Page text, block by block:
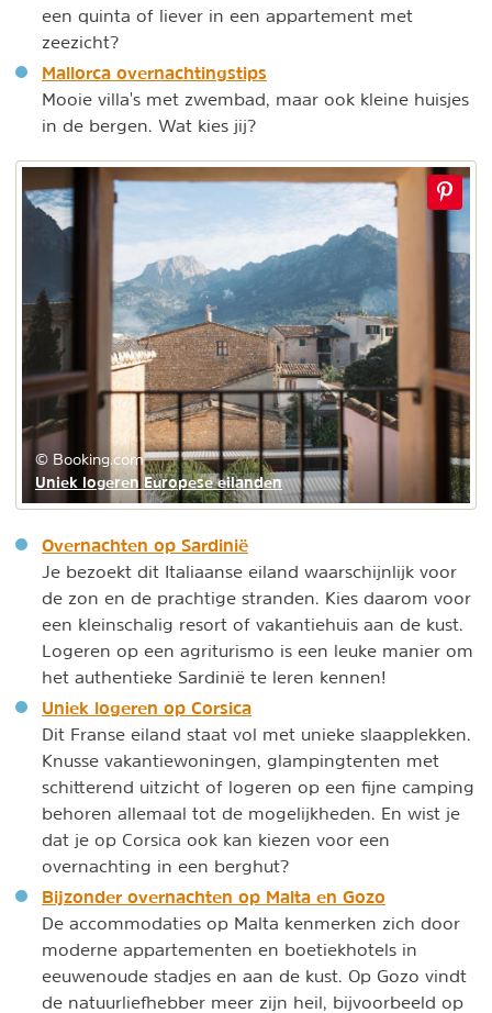
een quinta of liever in een appartement met
zeezicht?
Mallorca overnachtingstips
Mooie villa's met zwembad, maar ook kleine huisjes
in de bergen. Wat kies jij?
© Booking.com
Uniek logeren Europese eilanden
Overnachten op Sardinië
Je bezoekt dit Italiaanse eiland waarschijnlijk voor
de zon en de prachtige stranden. Kies daarom voor
een kleinschalig resort of vakantiehuis aan de kust.
Logeren op een agriturismo is een leuke manier om
het authentieke Sardinië te leren kennen!
Uniek logeren op Corsica
Dit Franse eiland staat vol met unieke slaapplekken.
Knusse vakantiewoningen, glampingtenten met
schitterend uitzicht of logeren op een fijne camping
behoren allemaal tot de mogelijkheden. En wist je
dat je op Corsica ook kan kiezen voor een
overnachting in een berghut?
Bijzonder overnachten op Malta en Gozo
De accommodaties op Malta kenmerken zich door
moderne appartementen en boetiekhotels in
eeuwenoude stadjes en aan de kust. Op Gozo vindt
de natuurliefhebber meer zijn heil, bijvoorbeeld op